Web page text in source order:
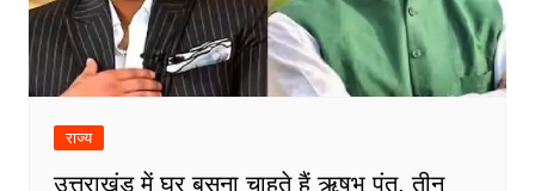
राज्य
उत्तराखंड में घर बसना चाहते हैं ऋषभ पंत, तीन